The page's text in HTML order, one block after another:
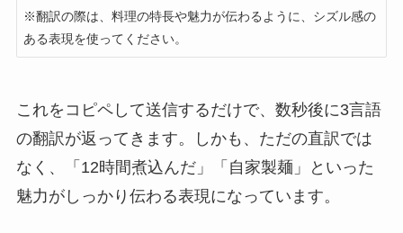
※翻訳の際は、料理の特長や魅力が伝わるように、シズル感の
ある表現を使ってください。
これをコピペして送信するだけで、数秒後に3言語
の翻訳が返ってきます。しかも、ただの直訳では
なく、「12時間煮込んだ」「自家製麺」といった
魅力がしっかり伝わる表現になっています。